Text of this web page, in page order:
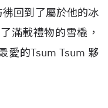
回到了屬於他的冰
滿載禮物的雪橇，
愛的Tsum Tsum 夥